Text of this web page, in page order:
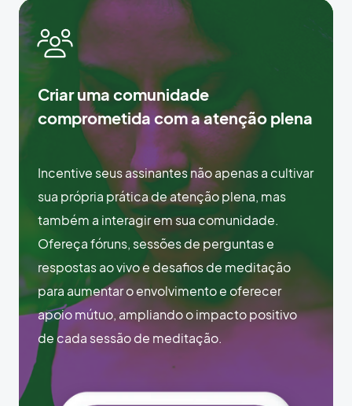
Criar uma comunidade
comprometida com a atenção plena
Incentive seus assinantes não apenas a cultivar
sua própria prática de atenção plena, mas
também a interagir em sua comunidade.
Ofereça fóruns, sessões de perguntas e
respostas ao vivo e desafios de meditação
para aumentar o envolvimento e oferecer
apoio mútuo, ampliando o impacto positivo
de cada sessão de meditação.